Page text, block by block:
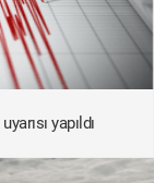
yapıldı